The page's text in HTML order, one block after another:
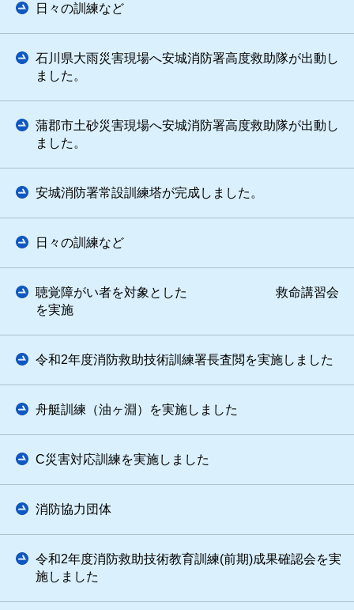
日々の訓練など
石川県大雨災害現場へ安城消防署高度救助隊が出動し
ました。
蒲郡市土砂災害現場へ安城消防署高度救助隊が出動し
ました。
安城消防署常設訓練塔が完成しました。
日々の訓練など
聴覚障がい者を対象とした 救命講習会
を実施
令和2年度消防救助技術訓練署長査閲を実施しました
舟艇訓練（油ヶ淵）を実施しました
C災害対応訓練を実施しました
消防協力団体
令和2年度消防救助技術教育訓練(前期)成果確認会を実
施しました